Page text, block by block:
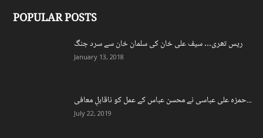
POPULAR POSTS
ریس تھری… سیف علی خان کی سلمان خان سے سرد جنگ
January 13, 2018
حمزہ علی عباسی نے محسن عباس کے عمل کو ناقابلِ معافی...
July 22, 2019